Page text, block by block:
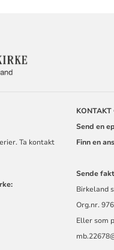
Ta kontakt
KONTAKT
Send en
Finn en
Sende
Birkeland
Org.nr.
Eller som